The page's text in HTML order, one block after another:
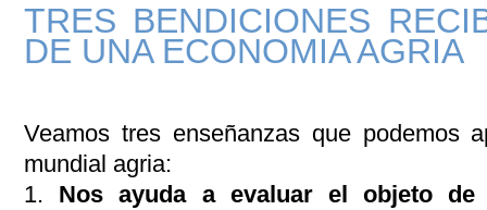
TRES BENDICIONES
DE UNA ECONOMIA AGRIA
Veamos tres enseñanzas que podemos
mundial agria:
1. Nos ayuda a evaluar el objeto de